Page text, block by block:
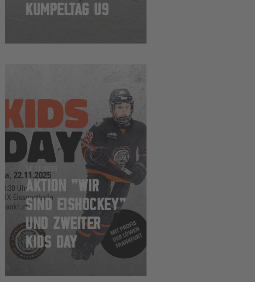
KUMPELTAG U9
14.11.2025
AKTION "WIR
SIND EISHOCKEY"
UND ZWEITER
KIDS DAY